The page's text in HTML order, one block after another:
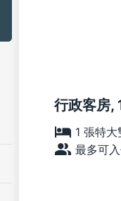
行政客房,
1 張特
最多可